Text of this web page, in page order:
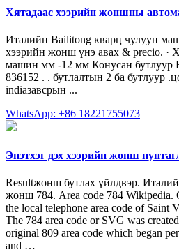
Хятадаас хээрийн жоншны
Италийн Bailitong кварц чулуун
хээрийн жонш үнэ авах & precio. ·
машин мм -12 мм Конусан бутлуур
836152 . . бутлалтын 2 ба бутлуур
indiaзавсрын ...
WhatsApp: +86 18221755073
Энэтхэг дэх хээрийн жонш
Resultжонш бутлах үйлдвэр.
жонш 784. Area code 784 Wikipedia.
the local telephone area code of Saint
The 784 area code or SVG was
original 809 area code which began
and …